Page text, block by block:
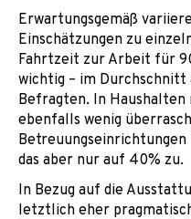
Erwartungsgemäß
Einschätzungen zu
Fahrtzeit zur Arbeit für
wichtig – im
Befragten. In Haushalten
ebenfalls wenig
das aber nur auf 40% zu.
In Bezug auf die
letztlich eher